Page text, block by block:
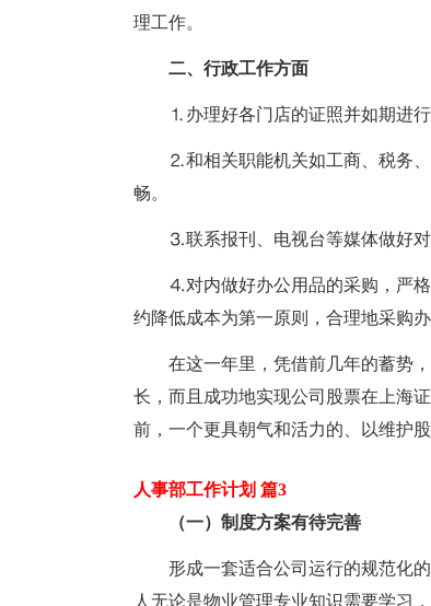
理工作。
二、行政工作方面
⒈办理好各门店的证照并如期进行
⒉和相关职能机关如工商、税务
畅。
⒊联系报刊、电视台等媒体做好对
⒋对内做好办公用品的采购，严
约降低成本为第一原则，合理地采购办
在这一年里，凭借前几年的蓄势
长，而且成功地实现公司股票在上海
前，一个更具朝气和活力的、以维护
人事部工作计划 篇3
（一）制度方案有待完善
形成一套适合公司运行的规范化
人无论是物业管理专业知识需要学习